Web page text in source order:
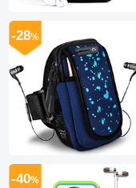
-28%
-40%